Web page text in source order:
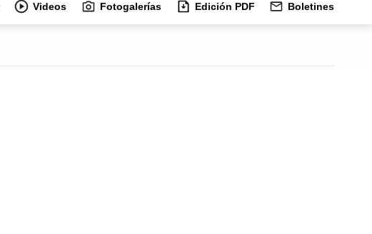
Videos Fotogalerías Edición PDF Boletines